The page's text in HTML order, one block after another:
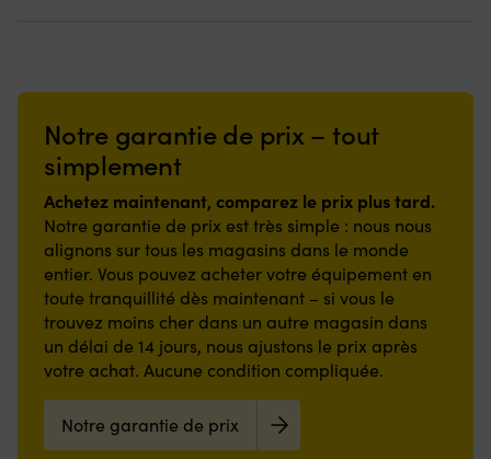
Notre garantie de prix – tout
simplement
Achetez maintenant, comparez le prix plus tard.
Notre garantie de prix est très simple : nous nous
alignons sur tous les magasins dans le monde
entier. Vous pouvez acheter votre équipement en
toute tranquillité dès maintenant – si vous le
trouvez moins cher dans un autre magasin dans
un délai de 14 jours, nous ajustons le prix après
votre achat. Aucune condition compliquée.
Notre garantie de prix